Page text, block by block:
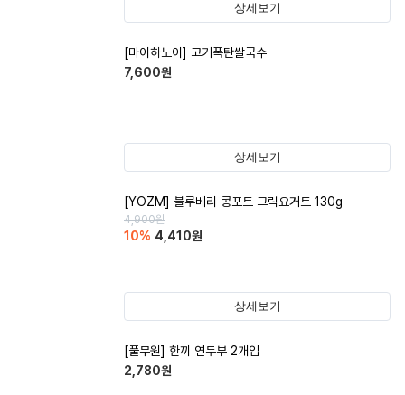
상세보기
[마이하노이] 고기폭탄쌀국수
7,600원
상세보기
[YOZM] 블루베리 콩포트 그릭요거트 130g
4,900원
10% 4,410원
상세보기
[풀무원] 한끼 연두부 2개입
2,780원